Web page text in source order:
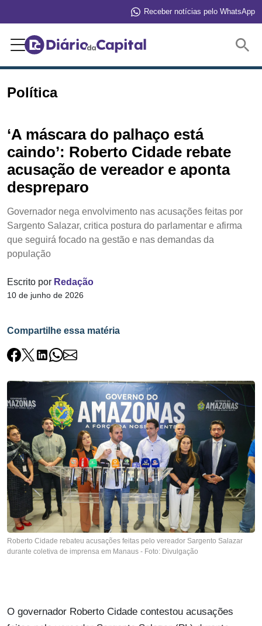
Receber notícias pelo WhatsApp
Política
‘A máscara do palhaço está
caindo’: Roberto Cidade rebate
acusação de vereador e aponta
despreparo
Governador nega envolvimento nas acusações feitas por
Sargento Salazar, critica postura do parlamentar e afirma
que seguirá focado na gestão e nas demandas da
população
Escrito por Redação
10 de junho de 2026
Compartilhe essa matéria
Roberto Cidade rebateu acusações feitas pelo vereador Sargento Salazar
durante coletiva de imprensa em Manaus - Foto: Divulgação
O governador Roberto Cidade contestou acusações